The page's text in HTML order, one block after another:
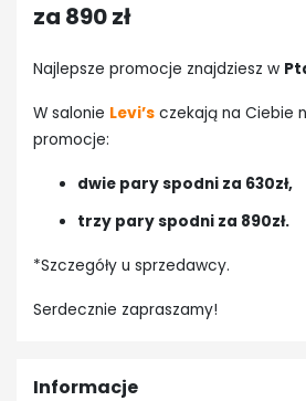
za 890 zł
Najlepsze promocje znajdziesz w
W salonie Levi’s czekają na Ciebie
promocje:
dwie pary spodni za 630zł,
trzy pary spodni za 890zł.
*Szczegóły u sprzedawcy.
Serdecznie zapraszamy!
Informacje